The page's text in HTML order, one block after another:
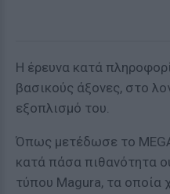
Η έρευνα κατά
βασικούς άξονες, στο
εξοπλισμό του.
Όπως μετέδωσε το
κατά πάσα πιθανότητα
τύπου Magura, τα οποία